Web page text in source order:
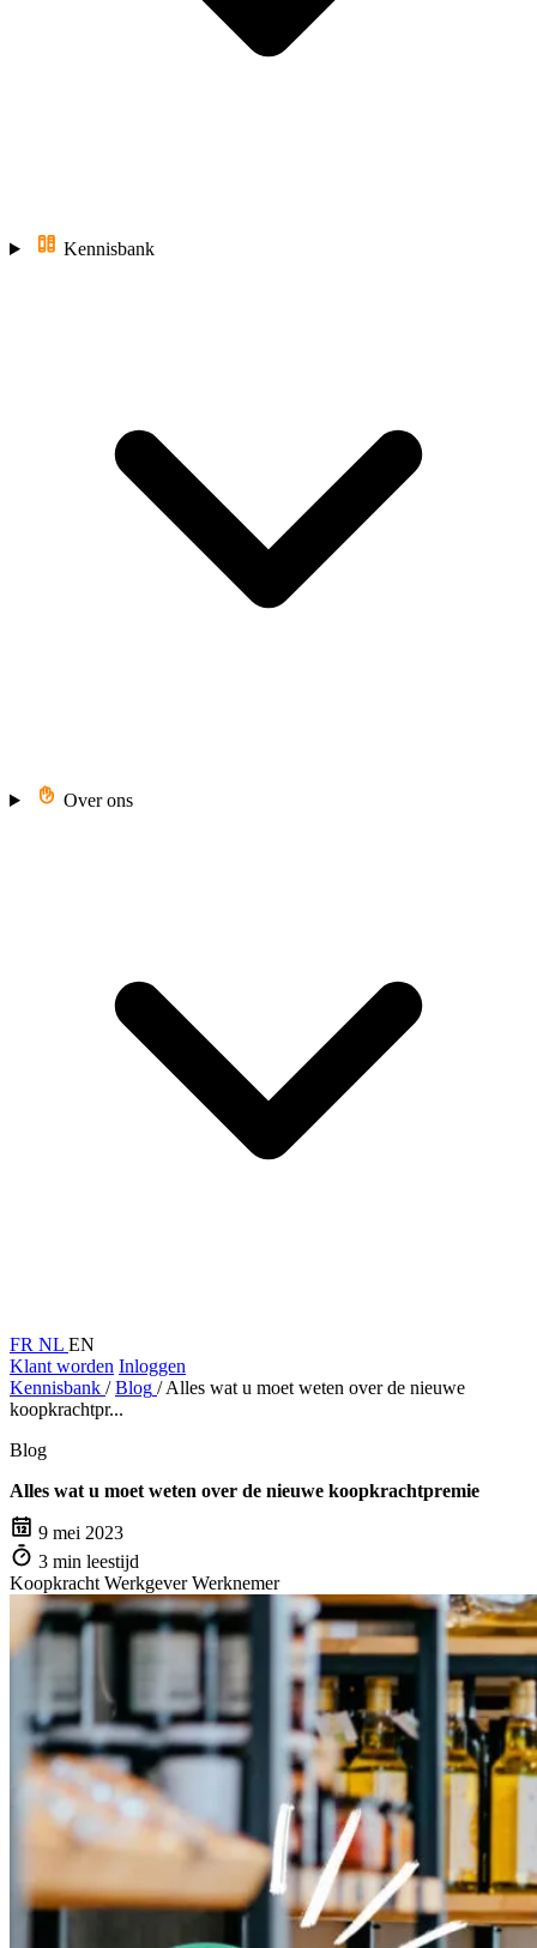
Kennisbank
Over ons
FR NL EN
Klant worden Inloggen
Kennisbank / Blog / Alles wat u moet weten over de nieuwe
koopkrachtpr...
Blog
Alles wat u moet weten over de nieuwe koopkrachtpremie
9 mei 2023
3 min leestijd
Koopkracht Werkgever Werknemer